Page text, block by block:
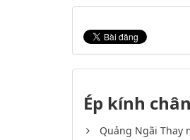
Ép kính
Quảng Ngãi Thay